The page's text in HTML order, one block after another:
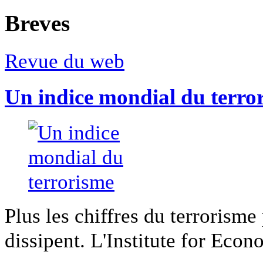
Breves
Revue du web
Un indice mondial du
Plus les chiffres du
dissipent. L'Institute for